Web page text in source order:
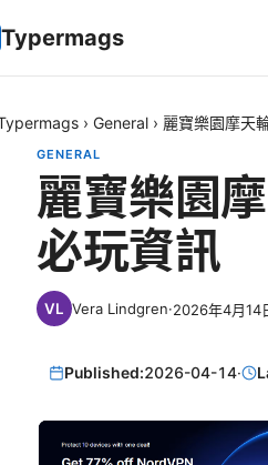
Typermags
› General › 麗寶樂園摩天
GENERAL
麗寶樂園
必玩資訊
Vera Lindgren·2026年4月14
Published:2026-04-14·